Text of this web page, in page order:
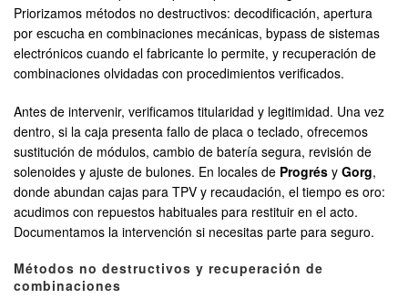
Priorizamos métodos no destructivos: decodificación, apertura
por escucha en combinaciones mecánicas, bypass de sistemas
electrónicos cuando el fabricante lo permite, y recuperación de
combinaciones olvidadas con procedimientos verificados.
Antes de intervenir, verificamos titularidad y legitimidad. Una vez
dentro, si la caja presenta fallo de placa o teclado, ofrecemos
sustitución de módulos, cambio de batería segura, revisión de
solenoides y ajuste de bulones. En locales de Progrés y Gorg,
donde abundan cajas para TPV y recaudación, el tiempo es oro:
acudimos con repuestos habituales para restituir en el acto.
Documentamos la intervención si necesitas parte para seguro.
Métodos no destructivos y recuperación de
combinaciones